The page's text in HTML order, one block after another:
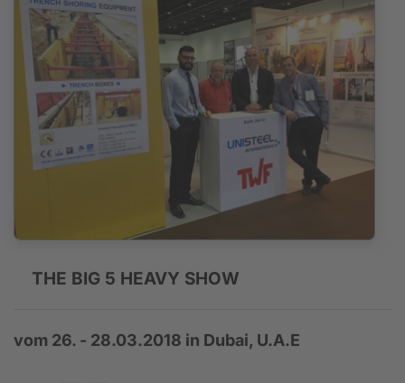
THE BIG 5 HEAVY SHOW
vom 26. - 28.03.2018 in Dubai, U.A.E